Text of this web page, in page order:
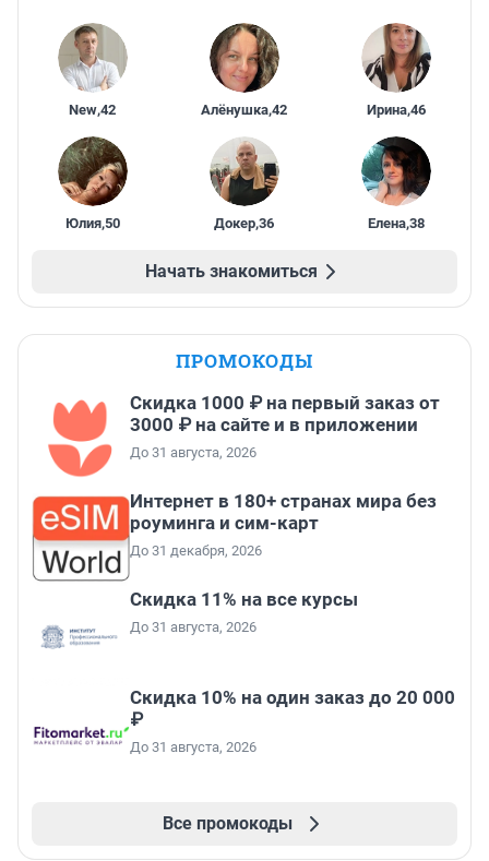
New,42 Алёнушка,42 Ирина,46
Юлия,50 Докер,36 Елена,38
Начать знакомиться
ПРОМОКОДЫ
Скидка 1000 ₽ на первый заказ от
3000 ₽ на сайте и в приложении
До 31 августа, 2026
Интернет в 180+ странах мира без
роуминга и сим-карт
До 31 декабря, 2026
Скидка 11% на все курсы
До 31 августа, 2026
Скидка 10% на один заказ до 20 000
₽
До 31 августа, 2026
Все промокоды